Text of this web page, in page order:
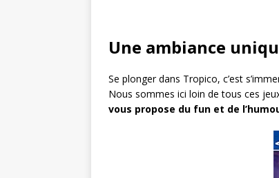
Une ambiance
Se plonger dans Tropico, c’est
Nous sommes ici loin de tous ces
vous propose du fun et de